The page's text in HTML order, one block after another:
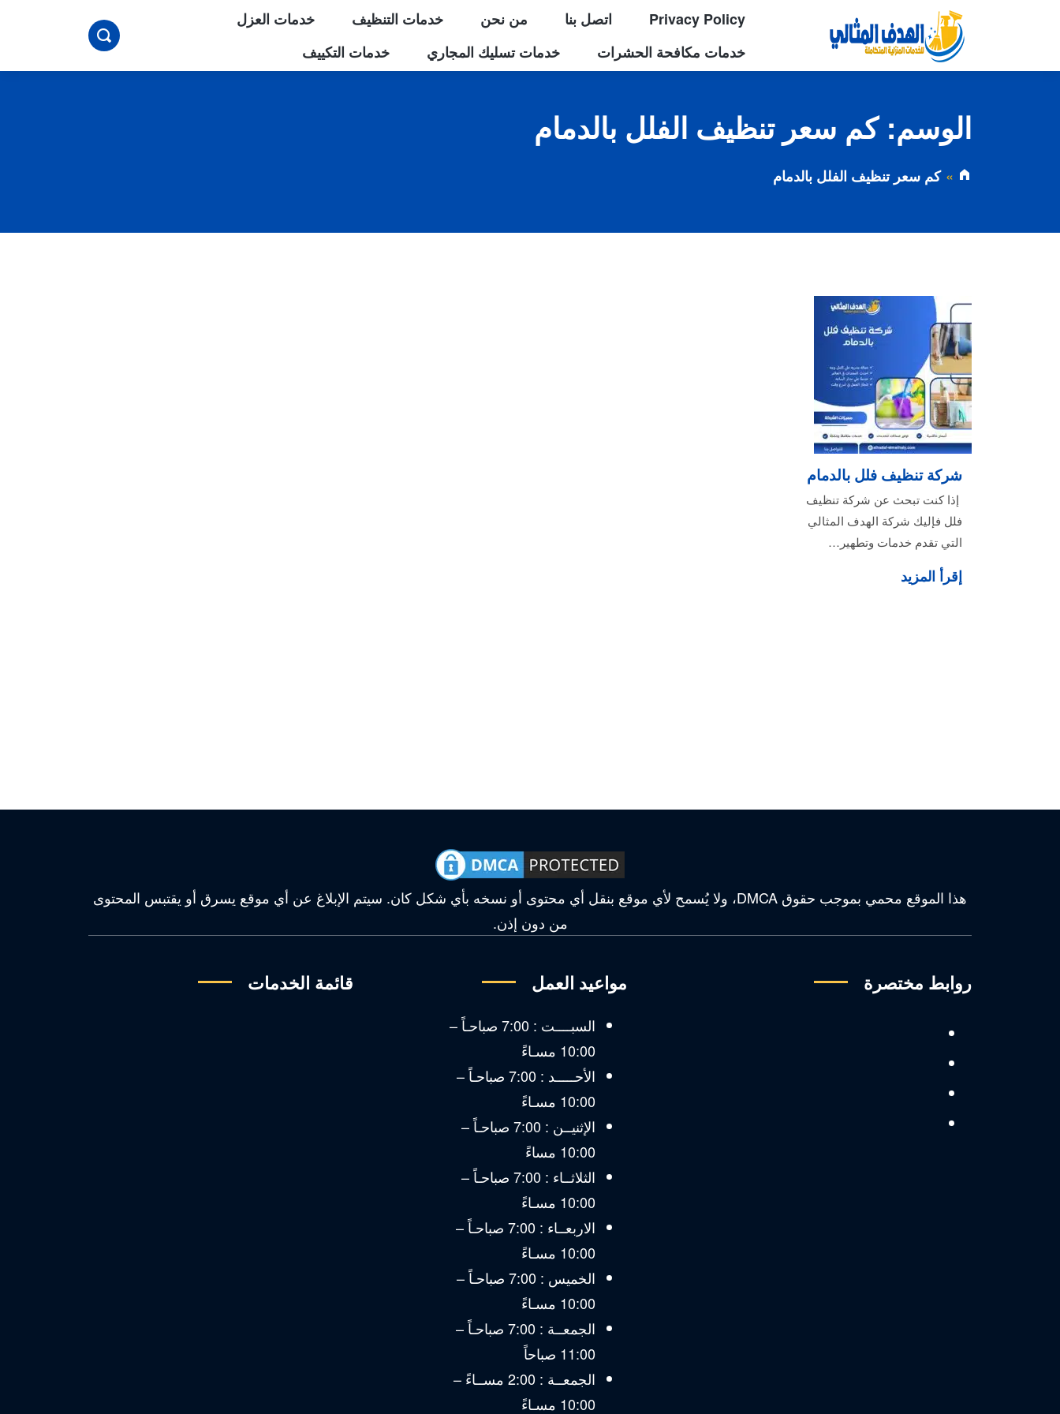
Privacy Policy اتصل بنا من نحن خدمات التنظيف
خدمات العزل
خدمات مكافحة الحشرات
خدمات تسليك المجاري خدمات التكييف
بحث
الوسم:كم سعر تنظيف الفلل بالدمام
كم سعر تنظيف الفلل بالدمام
شركة تنظيف فلل بالدمام
إذا كنت تبحث عن شركة تنظيف
فلل فإليك شركة الهدف المثالي
التي تقدم خدمات وتطهير…
إقرأ المزيد
هذا الموقع محمي بموجب حقوق DMCA، ولا يُسمح لأي موقع بنقل أي محتوى أو نسخه بأي شكل كان. سيتم الإبلاغ عن أي موقع يسرق أو يقتبس المحتوى
من دون إذن.
روابط مختصرة مواعيد العمل
السبــــت : 7:00 صباحـاً –
10:00 مسـاءً
الأحـــــد : 7:00 صباحـاً –
10:00 مسـاءً
الإثنيــن : 7:00 صباحـاً –
10:00 مساءً
الثلاثــاء : 7:00 صباحـاً –
10:00 مسـاءً
الاربعــاء : 7:00 صباحـاً –
10:00 مسـاءً
الخميس : 7:00 صباحـاً –
10:00 مسـاءً
الجمعــة : 7:00 صباحـاً –
11:00 صباحاً
الجمعــة : 2:00 مســاءً –
10:00 مسـاءً
قائمة الخدمات